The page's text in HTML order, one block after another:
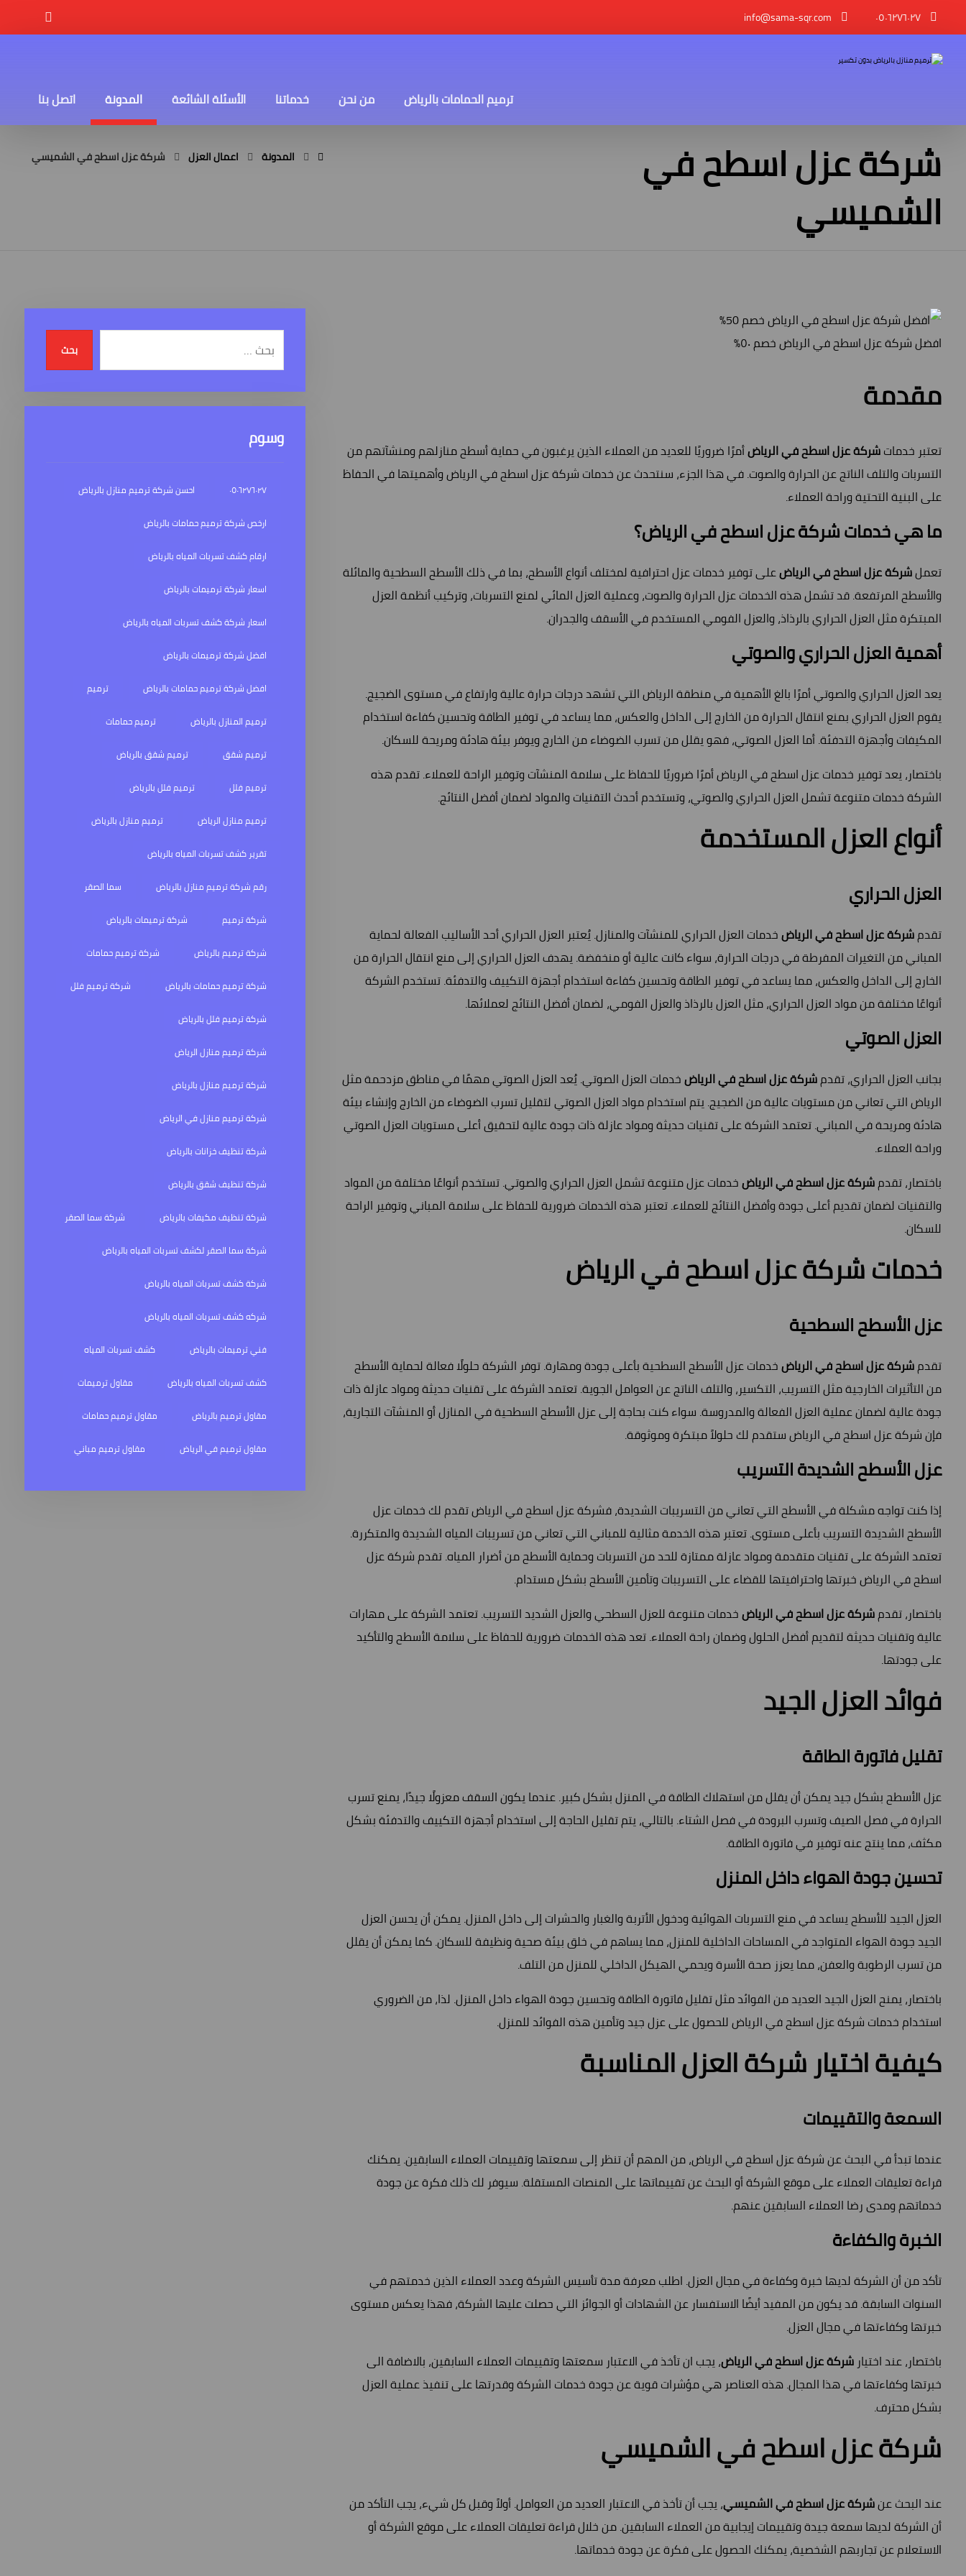
٠٥٠٦٢٧٦٠٢٧ info@sama-sqr.com
ترميم الحمامات بالرياض من نحن خدماتنا الأسئلة الشائعة المدونة اتصل بنا
شركة عزل اسطح في
الشميسي
المدونة اعمال العزل شركة عزل اسطح في الشميسي
افضل شركة عزل اسطح في الرياض خصم ٥٠%
مقدمة
تعتبر خدماتشركة عزل اسطح في الرياضأمرًا ضروريًا للعديد من العملاء الذين يرغبون في حماية أسطح منازلهم ومنشآتهم من
التسربات والتلف الناتج عن الحرارة والصوت. في هذا الجزء، سنتحدث عن خدمات شركة عزل اسطح في الرياض وأهميتها في الحفاظ
على البنية التحتية وراحة العملاء.
ما هي خدمات شركة عزل اسطح في الرياض؟
تعملشركة عزل اسطح في الرياضعلى توفير خدمات عزل احترافية لمختلف أنواع الأسطح، بما في ذلك الأسطح السطحية والمائلة
والأسطح المرتفعة. قد تشمل هذه الخدمات عزل الحرارة والصوت، وعملية العزل المائي لمنع التسربات، وتركيب أنظمة العزل
المبتكرة مثل العزل الحراري بالرذاذ، والعزل الفومي المستخدم في الأسقف والجدران.
أهمية العزل الحراري والصوتي
يعد العزل الحراري والصوتي أمرًا بالغ الأهمية في منطقة الرياض التي تشهد درجات حرارة عالية وارتفاع في مستوى الضجيج.
يقوم العزل الحراري بمنع انتقال الحرارة من الخارج إلى الداخل والعكس، مما يساعد في توفير الطاقة وتحسين كفاءة استخدام
المكيفات وأجهزة التدفئة. أما العزل الصوتي، فهو يقلل من تسرب الضوضاء من الخارج ويوفر بيئة هادئة ومريحة للسكان.
باختصار، يعد توفير خدمات عزل اسطح في الرياض أمرًا ضروريًا للحفاظ على سلامة المنشآت وتوفير الراحة للعملاء. تقدم هذه
الشركة خدمات متنوعة تشمل العزل الحراري والصوتي، وتستخدم أحدث التقنيات والمواد لضمان أفضل النتائج.
أنواع العزل المستخدمة
العزل الحراري
تقدمشركة عزل اسطح في الرياضخدمات العزل الحراري للمنشآت والمنازل. يُعتبر العزل الحراري أحد الأساليب الفعالة لحماية
المباني من التغيرات المفرطة في درجات الحرارة، سواء كانت عالية أو منخفضة. يهدف العزل الحراري إلى منع انتقال الحرارة من
الخارج إلى الداخل والعكس، مما يساعد في توفير الطاقة وتحسين كفاءة استخدام أجهزة التكييف والتدفئة. تستخدم الشركة
أنواعًا مختلفة من مواد العزل الحراري، مثل العزل بالرذاذ والعزل الفومي، لضمان أفضل النتائج لعملائها.
العزل الصوتي
بجانب العزل الحراري، تقدمشركة عزل اسطح في الرياضخدمات العزل الصوتي. يُعد العزل الصوتي مهمًا في مناطق مزدحمة مثل
الرياض التي تعاني من مستويات عالية من الضجيج. يتم استخدام مواد العزل الصوتي لتقليل تسرب الضوضاء من الخارج وإنشاء بيئة
هادئة ومريحة في المباني. تعتمد الشركة على تقنيات حديثة ومواد عازلة ذات جودة عالية لتحقيق أعلى مستويات العزل الصوتي
وراحة العملاء.
باختصار، تقدمشركة عزل اسطح في الرياضخدمات عزل متنوعة تشمل العزل الحراري والصوتي. تستخدم أنواعًا مختلفة من المواد
والتقنيات لضمان تقديم أعلى جودة وأفضل النتائج للعملاء. تعتبر هذه الخدمات ضرورية للحفاظ على سلامة المباني وتوفير الراحة
للسكان.
خدمات شركة عزل اسطح في الرياض
عزل الأسطح السطحية
تقدمشركة عزل اسطح في الرياضخدمات عزل الأسطح السطحية بأعلى جودة ومهارة. توفر الشركة حلولًا فعالة لحماية الأسطح
من التأثيرات الخارجية مثل التسريب، التكسير، والتلف الناتج عن العوامل الجوية. تعتمد الشركة على تقنيات حديثة ومواد عازلة ذات
جودة عالية لضمان عملية العزل الفعالة والمدروسة. سواء كنت بحاجة إلى عزل الأسطح السطحية في المنازل أو المنشآت التجارية،
فإن شركة عزل اسطح في الرياض ستقدم لك حلولاً مبتكرة وموثوقة.
عزل الأسطح الشديدة التسريب
إذا كنت تواجه مشكلة في الأسطح التي تعاني من التسريبات الشديدة، فشركة عزل اسطح في الرياض تقدم لك خدمات عزل
الأسطح الشديدة التسريب بأعلى مستوى. تعتبر هذه الخدمة مثالية للمباني التي تعاني من تسريبات المياه الشديدة والمتكررة.
تعتمد الشركة على تقنيات متقدمة ومواد عازلة ممتازة للحد من التسربات وحماية الأسطح من أضرار المياه. تقدم شركة عزل
اسطح في الرياض خبرتها واحترافيتها للقضاء على التسريبات وتأمين الأسطح بشكل مستدام.
باختصار، تقدمشركة عزل اسطح في الرياضخدمات متنوعة للعزل السطحي والعزل الشديد التسريب. تعتمد الشركة على مهارات
عالية وتقنيات حديثة لتقديم أفضل الحلول وضمان راحة العملاء. تعد هذه الخدمات ضرورية للحفاظ على سلامة الأسطح والتأكيد
على جودتها.
فوائد العزل الجيد
تقليل فاتورة الطاقة
عزل الأسطح بشكل جيد يمكن أن يقلل من استهلاك الطاقة في المنزل بشكل كبير. عندما يكون السقف معزولًا جيدًا، يمنع تسرب
الحرارة في فصل الصيف وتسرب البرودة في فصل الشتاء. بالتالي، يتم تقليل الحاجة إلى استخدام أجهزة التكييف والتدفئة بشكل
مكثف، مما ينتج عنه توفير في فاتورة الطاقة.
تحسين جودة الهواء داخل المنزل
العزل الجيد للأسطح يساعد في منع التسربات الهوائية ودخول الأتربة والغبار والحشرات إلى داخل المنزل. يمكن أن يحسن العزل
الجيد جودة الهواء المتواجد في المساحات الداخلية للمنزل، مما يساهم في خلق بيئة صحية ونظيفة للسكان. كما يمكن أن يقلل
من تسرب الرطوبة والعفن، مما يعزز صحة الأسرة ويحمي الهيكل الداخلي للمنزل من التلف.
باختصار، يمنح العزل الجيد العديد من الفوائد مثل تقليل فاتورة الطاقة وتحسين جودة الهواء داخل المنزل. لذا، من الضروري
استخدام خدمات شركة عزل اسطح في الرياض للحصول على عزل جيد وتأمين هذه الفوائد للمنزل.
كيفية اختيار شركة العزل المناسبة
السمعة والتقييمات
عندما تبدأ في البحث عن شركة عزل اسطح في الرياض، من المهم أن تنظر إلى سمعتها وتقييمات العملاء السابقين. يمكنك
قراءة تعليقات العملاء على موقع الشركة أو البحث عن تقييماتها على المنصات المستقلة. سيوفر لك ذلك فكرة عن جودة
خدماتهم ومدى رضا العملاء السابقين عنهم.
الخبرة والكفاءة
تأكد من أن الشركة لديها خبرة وكفاءة في مجال العزل. اطلب معرفة مدة تأسيس الشركة وعدد العملاء الذين خدمتهم في
السنوات السابقة. قد يكون من المفيد أيضًا الاستفسار عن الشهادات أو الجوائز التي حصلت عليها الشركة، فهذا يعكس مستوى
خبرتها وكفاءتها في مجال العزل.
باختصار، عند اختيار شركة عزل اسطح في الرياض، يجب ان تأخذ في الاعتبار سمعتها وتقييمات العملاء السابقين، بالاضافة الى
خبرتها وكفاءتها في هذا المجال. هذه العناصر هي مؤشرات قوية عن جودة خدمات الشركة وقدرتها على تنفيذ عملية العزل
بشكل محترف.
شركة عزل اسطح في الشميسي
عند البحث عنشركة عزل اسطح في الشميسي، يجب أن تأخذ في الاعتبار العديد من العوامل. أولاً وقبل كل شيء، يجب التأكد من
أن الشركة لديها سمعة جيدة وتقييمات إيجابية من العملاء السابقين. من خلال قراءة تعليقات العملاء على موقع الشركة أو
الاستعلام عن تجاربهم الشخصية، يمكنك الحصول على فكرة عن جودة خدماتها.
بحث
وسوم
٠٥٠٦٢٧٦٠٢٧
احسن شركة ترميم منازل بالرياض
ارخص شركة ترميم حمامات بالرياض
ارقام كشف تسربات المياه بالرياض
اسعار شركة ترميمات بالرياض
اسعار شركة كشف تسربات المياه بالرياض
افضل شركة ترميمات بالرياض
افضل شركة ترميم حمامات بالرياض
ترميم
ترميم المنازل بالرياض
ترميم حمامات
ترميم شقق
ترميم شقق بالرياض
ترميم فلل
ترميم فلل بالرياض
ترميم منازل الرياض
ترميم منازل بالرياض
تقرير كشف تسربات المياه بالرياض
رقم شركة ترميم منازل بالرياض
سما الصقر
شركة ترميم
شركة ترميمات بالرياض
شركة ترميم بالرياض
شركة ترميم حمامات
شركة ترميم حمامات بالرياض
شركة ترميم فلل
شركة ترميم فلل بالرياض
شركة ترميم منازل الرياض
شركة ترميم منازل بالرياض
شركة ترميم منازل في الرياض
شركة تنظيف خزانات بالرياض
شركة تنظيف شقق بالرياض
شركة تنظيف مكيفات بالرياض
شركة سما الصقر
شركة سما الصقر لكشف تسربات المياه بالرياض
شركة كشف تسربات المياه بالرياض
شركه كشف تسربات المياه بالرياض
فني ترميمات بالرياض
كشف تسربات المياه
كشف تسربات المياه بالرياض
مقاول ترميمات
مقاول ترميم بالرياض
مقاول ترميم حمامات
مقاول ترميم في الرياض
مقاول ترميم مباني